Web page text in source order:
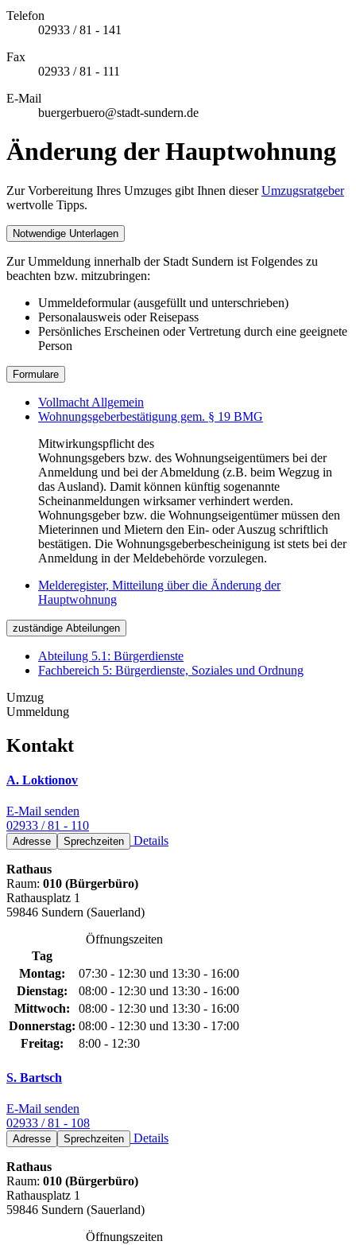
Telefon
02933 / 81 - 141
Fax
02933 / 81 - 111
E-Mail
buergerbuero@stadt-sundern.de
Änderung der Hauptwohnung
Zur Vorbereitung Ihres Umzuges gibt Ihnen dieserUmzugsratgeber
wertvolle Tipps.
Notwendige Unterlagen
Zur Ummeldung innerhalb der Stadt Sundern ist Folgendes zu
beachten bzw. mitzubringen:
Ummeldeformular (ausgefüllt und unterschrieben)
Personalausweis oder Reisepass
Persönliches Erscheinen oder Vertretung durch eine geeignete
Person
Formulare
Vollmacht Allgemein
Wohnungsgeberbestätigung gem. § 19 BMG
Mitwirkungspflicht des
Wohnungsgebers bzw. des Wohnungseigentümers bei der
Anmeldung und bei der Abmeldung (z.B. beim Wegzug in
das Ausland). Damit können künftig sogenannte
Scheinanmeldungen wirksamer verhindert werden.
Wohnungsgeber bzw. die Wohnungseigentümer müssen den
Mieterinnen und Mietern den Ein- oder Auszug schriftlich
bestätigen. Die Wohnungsgeberbescheinigung ist stets bei der
Anmeldung in der Meldebehörde vorzulegen.
Melderegister, Mitteilung über die Änderung der
Hauptwohnung
zuständige Abteilungen
Abteilung 5.1: Bürgerdienste
Fachbereich 5: Bürgerdienste, Soziales und Ordnung
Umzug
Ummeldung
Kontakt
A. Loktionov
E-Mail senden
02933 / 81 - 110
Adresse Sprechzeiten Details
Rathaus
Raum: 010 (Bürgerbüro)
Rathausplatz 1
59846 Sundern (Sauerland)
Öffnungszeiten
Tag
Montag:
07:30 - 12:30 und 13:30 - 16:00
Dienstag:
08:00 - 12:30 und 13:30 - 16:00
Mittwoch:
08:00 - 12:30 und 13:30 - 16:00
Donnerstag: 08:00 - 12:30 und 13:30 - 17:00
Freitag:
8:00 - 12:30
S. Bartsch
E-Mail senden
02933 / 81 - 108
Adresse Sprechzeiten Details
Rathaus
Raum: 010 (Bürgerbüro)
Rathausplatz 1
59846 Sundern (Sauerland)
Öffnungszeiten